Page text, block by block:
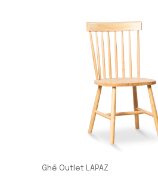
Ghế Outlet LAPAZ